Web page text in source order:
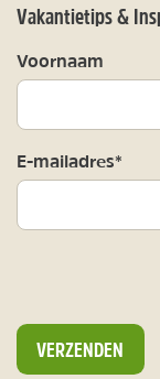
Vakantietips &
Voornaam
E-mailadres*
VERZENDEN